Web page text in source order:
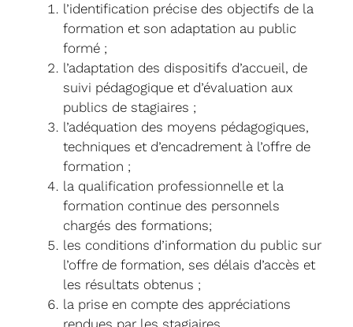
l’identification précise des objectifs de la
formation et son adaptation au public
formé ;
l’adaptation des dispositifs d’accueil, de
suivi pédagogique et d’évaluation aux
publics de stagiaires ;
l’adéquation des moyens pédagogiques,
techniques et d’encadrement à l’offre de
formation ;
la qualification professionnelle et la
formation continue des personnels
chargés des formations;
les conditions d’information du public sur
l’offre de formation, ses délais d’accès et
les résultats obtenus ;
la prise en compte des appréciations
rendues par les stagiaires.